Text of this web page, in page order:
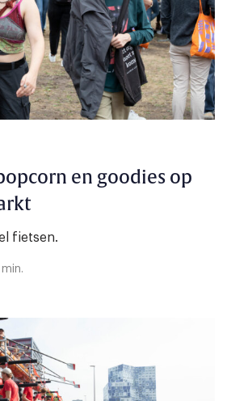
en goodies op
fietsen.